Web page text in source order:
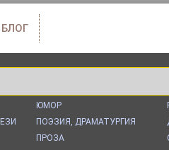
БЛОГ
ЮМОР
ПОЭЗИЯ, ДРАМАТУРГИЯ
ПРОЗА